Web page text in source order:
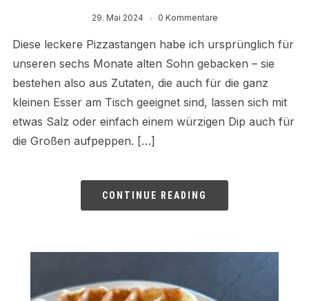
29. Mai 2024 0 Kommentare
Diese leckere Pizzastangen habe ich ursprünglich für
unseren sechs Monate alten Sohn gebacken – sie
bestehen also aus Zutaten, die auch für die ganz
kleinen Esser am Tisch geeignet sind, lassen sich mit
etwas Salz oder einfach einem würzigen Dip auch für
die Großen aufpeppen. […]
CONTINUE READING